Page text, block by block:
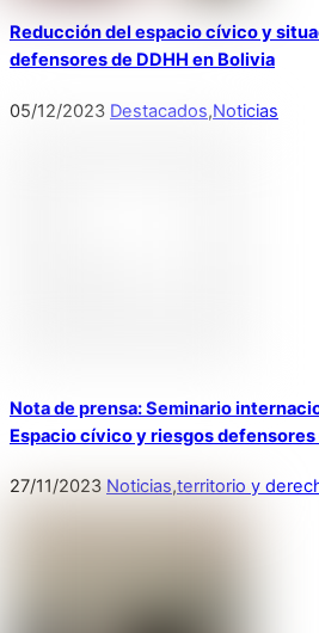
Reducción del espacio cívico y
defensores de DDHH en Bolivia
05/12/2023 Destacados,Noticias
Nota de prensa: Seminario
Espacio cívico y riesgos defensores
27/11/2023 Noticias,territorio y